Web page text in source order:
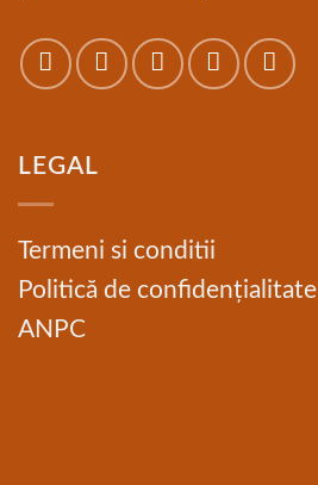
LEGAL
Termeni si conditii
Politică de confidențialitate
ANPC